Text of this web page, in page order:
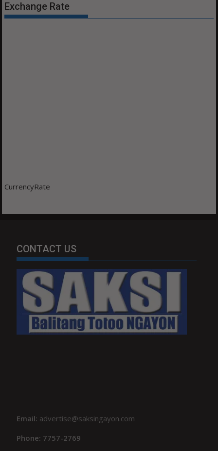
Exchange Rate
CurrencyRate
CONTACT US
Email: advertise@saksingayon.com
Phone: 7757-2769